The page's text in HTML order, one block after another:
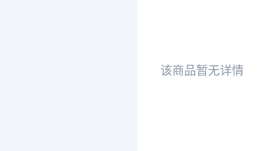
该商品暂无详情